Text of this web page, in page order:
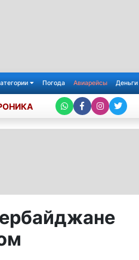
Погода Авиарейсы Деньги